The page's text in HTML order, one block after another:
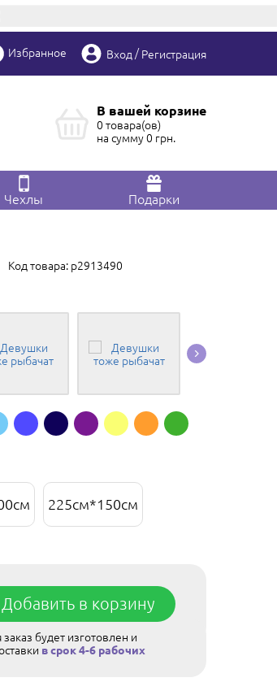
Избранное Вход /Регистрация
В вашей корзине
0 товара(ов)
на сумму0 грн.
Чехлы Подарки
Код товара: p2913490
225см*150см
Добавить в корзину
будет изготовлен и
в срок 4-6 рабочих